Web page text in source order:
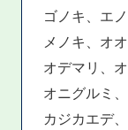
ゴノキ、エ
メノキ、オ
オデマリ、
オニグルミ
カジカエデ